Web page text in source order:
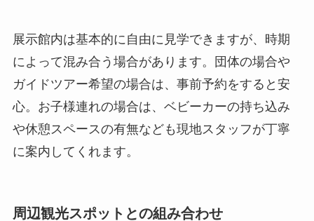
展示館内は基本的に自由に見学できますが、時期
によって混み合う場合があります。団体の場合や
ガイドツアー希望の場合は、事前予約をすると安
心。お子様連れの場合は、ベビーカーの持ち込み
や休憩スペースの有無なども現地スタッフが丁寧
に案内してくれます。
周辺観光スポットとの組み合わせ